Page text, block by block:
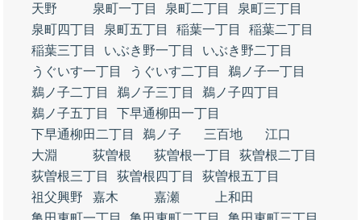
天野
泉町一丁目 泉町二丁目
泉町三丁目
泉町四丁目
泉町五丁目 稲葉一丁目
稲葉二丁目
稲葉三丁目
いぶき野一丁目
いぶき野二丁目
うぐいす一丁目
うぐいす二丁目
鵜ノ子一丁目
鵜ノ子二丁目
鵜ノ子三丁目
鵜ノ子四丁目
鵜ノ子五丁目
下早通柳田一丁目
下早通柳田二丁目
鵜ノ子 三百地
江口
大淵
荻曽根 荻曽根一丁目
荻曽根二丁目
荻曽根三丁目
荻曽根四丁目
荻曽根五丁目
祖父興野
嘉木 嘉瀬
上和田